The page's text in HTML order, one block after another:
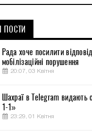
ПОСТИ
Рада хоче посилити
мобілізаційні порушення
20:07, 03 Квітня
Шахраї в Telegram
1-1»
23:29, 01 Квітня